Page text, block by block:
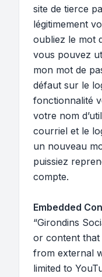
site de tierce
légitimement
oubliez le mot
vous pouvez
mon mot de
défaut sur le
fonctionnalité
votre nom
courriel et le
un nouveau
puissiez
compte.
Embedded
“Girondins
or content that
from external
limited to